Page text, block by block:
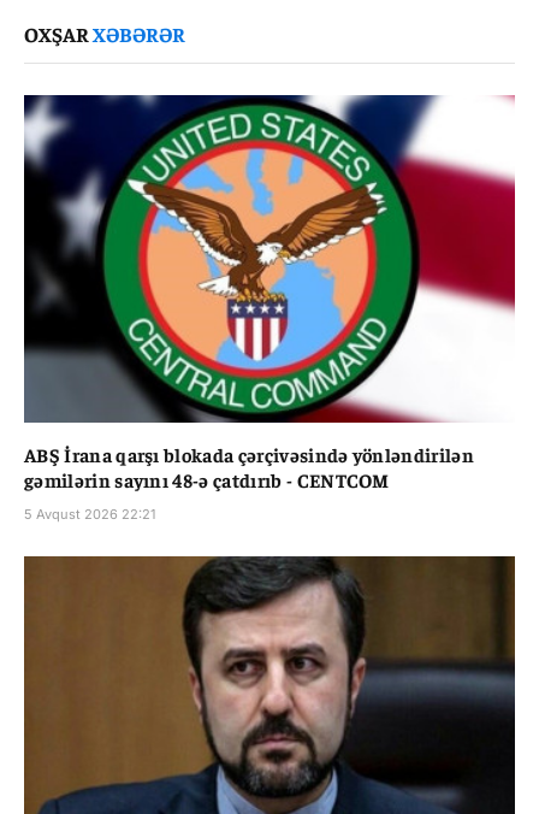
OXŞARXƏBƏRƏR
ABŞ İrana qarşı blokada çərçivəsində yönləndirilən
gəmilərin sayını 48-ə çatdırıb - CENTCOM
5 Avqust 2026 22:21